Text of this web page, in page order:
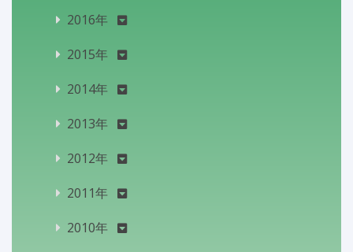
2016年
2015年
2014年
2013年
2012年
2011年
2010年